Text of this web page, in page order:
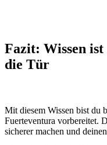
Fazit: Wissen ist
die Tür
Mit diesem Wissen bist du
Fuerteventura vorbereitet.
sicherer machen und